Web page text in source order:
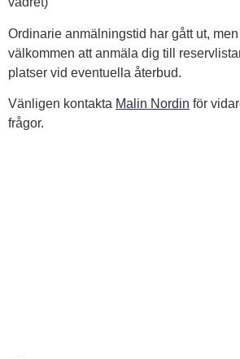
Ordinarie anmälningstid har gått ut,
välkommen att anmäla dig till
platser vid eventuella återbud.
Vänligen kontakta Malin Nordin för
frågor.